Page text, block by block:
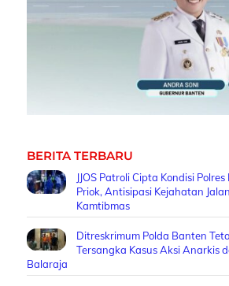
BERITA TERBARU
JJOS Patroli Cipta Kondisi
Priok, Antisipasi Kejahatan
Kamtibmas
Ditreskrimum Polda Banten
Tersangka Kasus Aksi Anarkis
Balaraja